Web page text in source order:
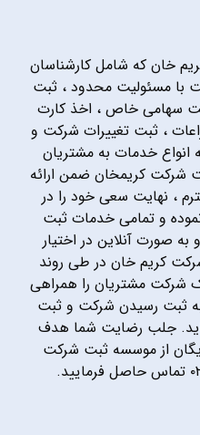
خان که شامل کارشناسان
با مسئولیت محدود ، ثبت
سهامی خاص ، اخذ کارت
، ثبت تغییرات شرکت و
انواع خدمات به مشتریان
شرکت کریمخان ضمن ارائه
، نهایت سعی خود را در
و تمامی خدمات ثبت
صورت آنلاین در اختیار
کریم خان در طی روند
شرکت مشتریان را همراهی
ثبت رسیدن شرکت و ثبت
جلب رضایت شما هدف
از موسسه ثبت شرکت